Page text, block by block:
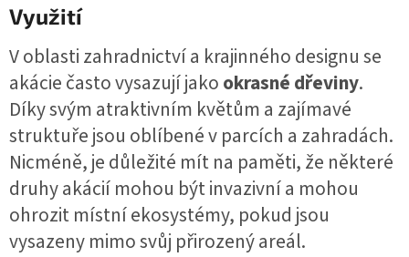
Využití
V oblasti zahradnictví a krajinného designu se
akácie často vysazují jakookrasné dřeviny.
Díky svým atraktivním květům a zajímavé
struktuře jsou oblíbené v parcích a zahradách.
Nicméně, je důležité mít na paměti, že některé
druhy akácií mohou být invazivní a mohou
ohrozit místní ekosystémy, pokud jsou
vysazeny mimo svůj přirozený areál.